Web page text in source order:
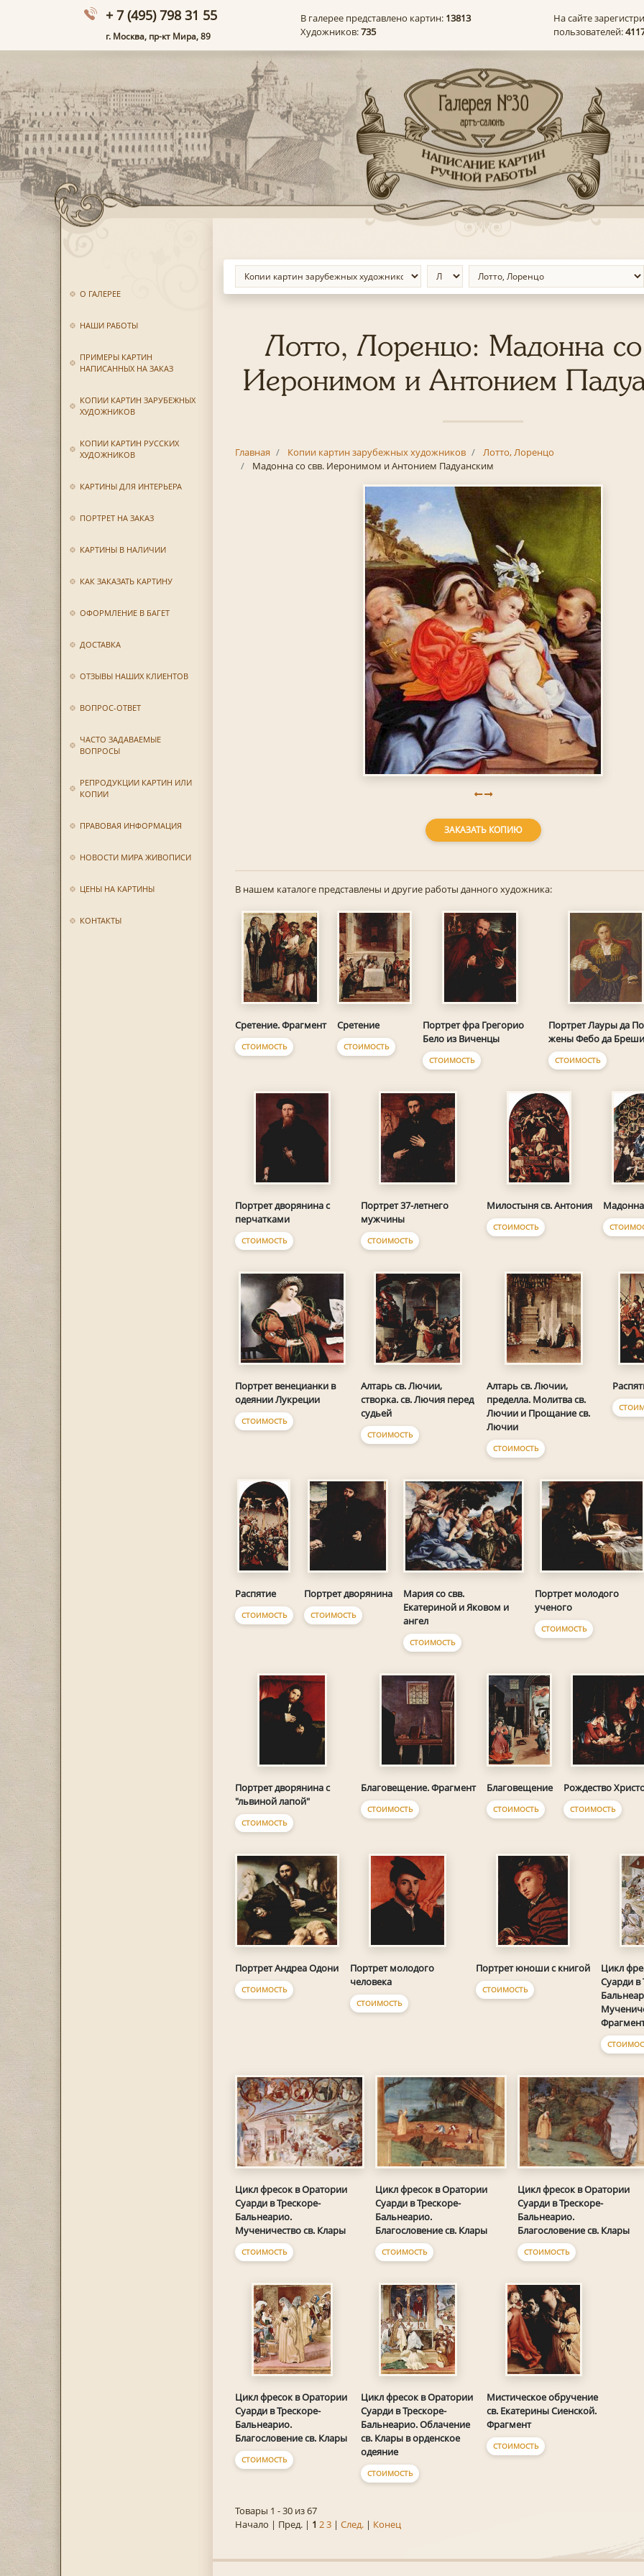
+ 7 (495) 798 31 55
г. Москва, пр-кт Мира, 89
В галерее представлено картин: 13813
Художников:735
На сайте
пользователей:
О ГАЛЕРЕЕ
НАШИ РАБОТЫ
ПРИМЕРЫ КАРТИН
НАПИСАННЫХ НА ЗАКАЗ
КОПИИ КАРТИН ЗАРУБЕЖНЫХ
ХУДОЖНИКОВ
КОПИИ КАРТИН РУССКИХ
ХУДОЖНИКОВ
КАРТИНЫ ДЛЯ ИНТЕРЬЕРА
ПОРТРЕТ НА ЗАКАЗ
КАРТИНЫ В НАЛИЧИИ
КАК ЗАКАЗАТЬ КАРТИНУ
ОФОРМЛЕНИЕ В БАГЕТ
ДОСТАВКА
ОТЗЫВЫ НАШИХ КЛИЕНТОВ
ВОПРОС-ОТВЕТ
ЧАСТО ЗАДАВАЕМЫЕ
ВОПРОСЫ
РЕПРОДУКЦИИ КАРТИН ИЛИ
КОПИИ
ПРАВОВАЯ ИНФОРМАЦИЯ
НОВОСТИ МИРА ЖИВОПИСИ
ЦЕНЫ НА КАРТИНЫ
КОНТАКТЫ
Лотто, Лоренцо: Мадонна
Иеронимом и Антонием
Главная Копии картин зарубежных художников
Лотто, Лоренцо
Мадонна со свв. Иеронимом и Антонием Падуанским
ЗАКАЗАТЬ КОПИЮ
В нашем каталоге представлены и другие работы данного художника:
Сретение. Фрагмент
СТОИМОСТЬ
Сретение
СТОИМОСТЬ
Портрет фра Грегорио
Бело из Виченцы
СТОИМОСТЬ
Портрет Лауры да
жены Фебо да
СТОИМОСТЬ
Портрет дворянина с
перчатками
СТОИМОСТЬ
Портрет 37-летнего
мужчины
СТОИМОСТЬ
Милостыня св. Антония
СТОИМОСТЬ
Портрет венецианки в
одеянии Лукреции
СТОИМОСТЬ
Алтарь св. Лючии,
створка. св. Лючия перед
судьей
СТОИМОСТЬ
Алтарь св. Лючии,
пределла. Молитва св.
Лючии и Прощание св.
Лючии
СТОИМОСТЬ
Распятие
СТОИМОСТЬ
Портрет дворянина
СТОИМОСТЬ
Мария со свв.
Екатериной и Яковом и
ангел
СТОИМОСТЬ
Портрет молодого
ученого
СТОИМОСТЬ
Портрет дворянина с
"львиной лапой"
СТОИМОСТЬ
Благовещение. Фрагмент
СТОИМОСТЬ
Благовещение
СТОИМОСТЬ
Рождество
СТОИМОСТЬ
Портрет Андреа Одони
СТОИМОСТЬ
Портрет молодого
человека
СТОИМОСТЬ
Портрет юноши с книгой
СТОИМОСТЬ
Цикл
Суарди в
Цикл фресок в Оратории
Суарди в Трескоре-
Бальнеарио.
Мученичество св. Клары
СТОИМОСТЬ
Цикл фресок в Оратории
Суарди в Трескоре-
Бальнеарио.
Благословение св. Клары
СТОИМОСТЬ
Цикл фресок в Оратории
Суарди в Трескоре-
Бальнеарио.
Благословение св. Клары
СТОИМОСТЬ
Цикл фресок в Оратории
Суарди в Трескоре-
Бальнеарио.
Благословение св. Клары
СТОИМОСТЬ
Цикл фресок в Оратории
Суарди в Трескоре-
Бальнеарио. Облачение
св. Клары в орденское
одеяние
СТОИМОСТЬ
Мистическое обручение
св. Екатерины Сиенской.
Фрагмент
СТОИМОСТЬ
Товары 1 - 30 из 67
Начало | Пред. | 1 23| След.| Конец